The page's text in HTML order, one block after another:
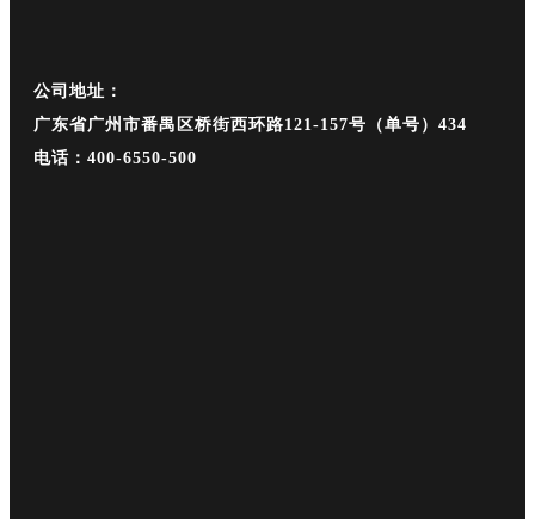
公司地址：
广东省广州市番禺区桥街西环路121-157号（单号）434
电话：400-6550-500